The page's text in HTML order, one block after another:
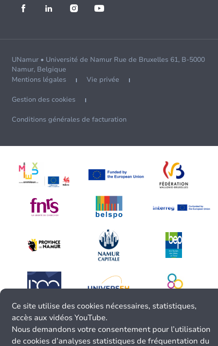
UNamur • Université de Namur Rue de Bruxelles 61, B-5000
Namur, Belgique
Mentions légales
Vie privée
Gestion des cookies
Conditions générales de facturation
Ce site utilise des cookies nécessaires, statistiques,
accès aux vidéos YouTube.
Nous demandons votre consentement pour l’utilisation
de cookies d’analyses statistiques de fréquentation du